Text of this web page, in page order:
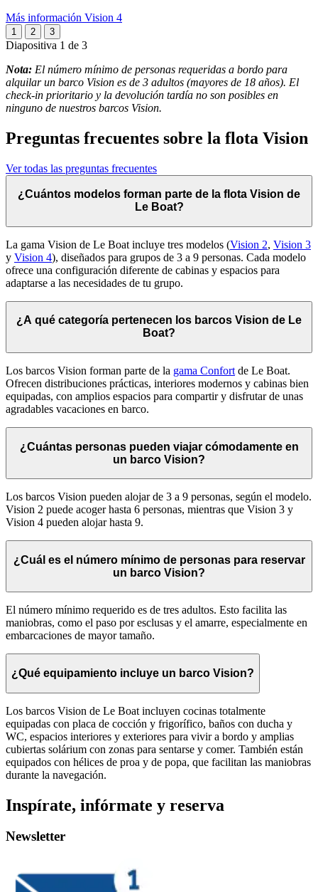
Más información Vision 4
1 2 3
Diapositiva 1 de 3
Nota: El número mínimo de personas requeridas a bordo para
alquilar un barco Vision es de 3 adultos (mayores de 18 años). El
check-in prioritario y la devolución tardía no son posibles en
ninguno de nuestros barcos Vision.
Preguntas frecuentes sobre la flota Vision
Ver todas las preguntas frecuentes
¿Cuántos modelos forman parte de la flota Vision de
Le Boat?
La gama Vision de Le Boat incluye tres modelos (Vision 2, Vision 3
y Vision 4), diseñados para grupos de 3 a 9 personas. Cada modelo
ofrece una configuración diferente de cabinas y espacios para
adaptarse a las necesidades de tu grupo.
¿A qué categoría pertenecen los barcos Vision de Le
Boat?
Los barcos Vision forman parte de la gama Confort de Le Boat.
Ofrecen distribuciones prácticas, interiores modernos y cabinas bien
equipadas, con amplios espacios para compartir y disfrutar de unas
agradables vacaciones en barco.
¿Cuántas personas pueden viajar cómodamente en
un barco Vision?
Los barcos Vision pueden alojar de 3 a 9 personas, según el modelo.
Vision 2 puede acoger hasta 6 personas, mientras que Vision 3 y
Vision 4 pueden alojar hasta 9.
¿Cuál es el número mínimo de personas para reservar
un barco Vision?
El número mínimo requerido es de tres adultos. Esto facilita las
maniobras, como el paso por esclusas y el amarre, especialmente en
embarcaciones de mayor tamaño.
¿Qué equipamiento incluye un barco Vision?
Los barcos Vision de Le Boat incluyen cocinas totalmente
equipadas con placa de cocción y frigorífico, baños con ducha y
WC, espacios interiores y exteriores para vivir a bordo y amplias
cubiertas solárium con zonas para sentarse y comer. También están
equipados con hélices de proa y de popa, que facilitan las maniobras
durante la navegación.
Inspírate, infórmate y reserva
Newsletter